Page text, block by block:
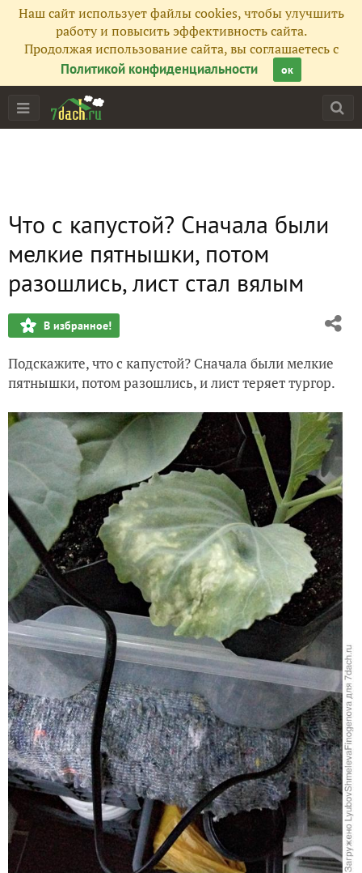
Наш сайт использует файлы cookies, чтобы улучшить
работу и повысить эффективность сайта.
Продолжая использование сайта, вы соглашаетесь с
Политикой конфиденциальности
ок
Что с капустой? Сначала были
мелкие пятнышки, потом
разошлись, лист стал вялым
В избранное!
Подскажите, что с капустой? Сначала были мелкие
пятнышки, потом разошлись, и лист теряет тургор.